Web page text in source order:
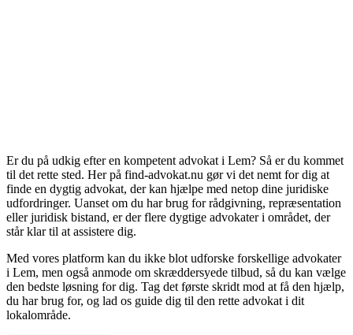
Er du på udkig efter en kompetent advokat i Lem? Så er du kommet
til det rette sted. Her på find-advokat.nu gør vi det nemt for dig at
finde en dygtig advokat, der kan hjælpe med netop dine juridiske
udfordringer. Uanset om du har brug for rådgivning, repræsentation
eller juridisk bistand, er der flere dygtige advokater i området, der
står klar til at assistere dig.
Med vores platform kan du ikke blot udforske forskellige advokater
i Lem, men også anmode om skræddersyede tilbud, så du kan vælge
den bedste løsning for dig. Tag det første skridt mod at få den hjælp,
du har brug for, og lad os guide dig til den rette advokat i dit
lokalområde.